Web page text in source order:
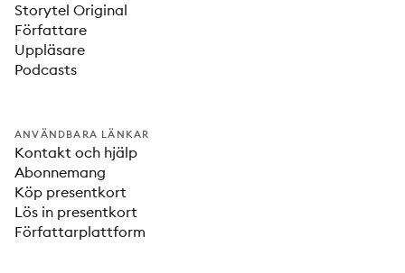
Storytel Original
Författare
Uppläsare
Podcasts
ANVÄNDBARA LÄNKAR
Kontakt och hjälp
Abonnemang
Köp presentkort
Lös in presentkort
Författarplattform